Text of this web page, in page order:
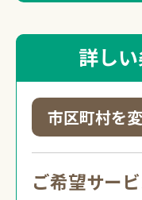
詳し
市区町村を
ご希望サー